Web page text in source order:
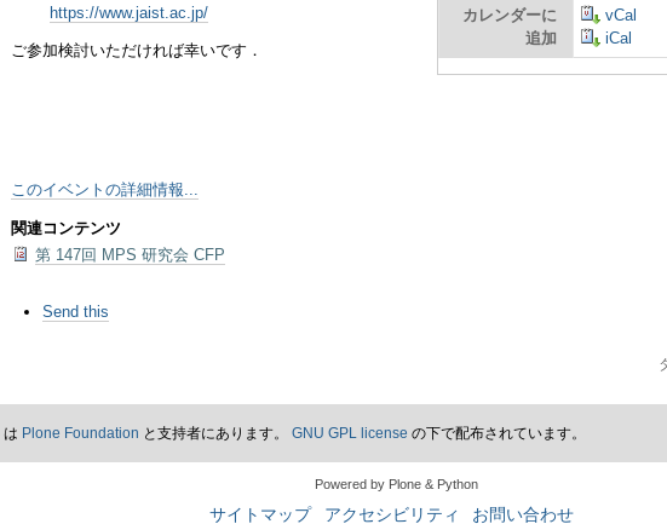
カレンダーに
追加
vCal
iCal
https://www.jaist.ac.jp/
ご参加検討いただければ幸いです．
このイベントの詳細情報...
関連コンテンツ
第 147回 MPS 研究会 CFP
キ
ト
ア
Send this
Plone Foundation と支持者にあります。GNU GPL license の下で配布されています。
Powered by Plone & Python
サイトマップ アクセシビリティ お問い合わせ